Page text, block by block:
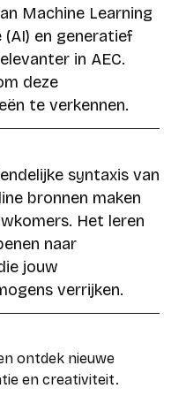
Machine Learning
en generatief
in AEC.
deze
te verkennen.
syntaxis van
bronnen maken
Het leren
naar
jouw
verrijken.
ontdek nieuwe
en creativiteit.